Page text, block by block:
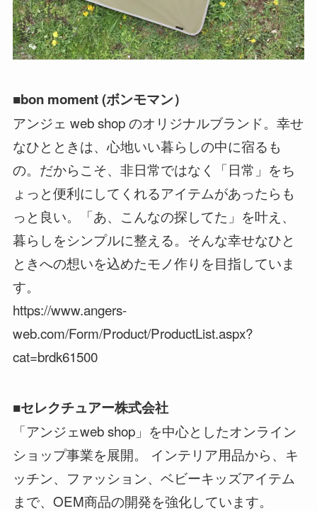
■bon moment (ボンモマン）
アンジェ web shop のオリジナルブランド。幸せ
なひとときは、心地いい暮らしの中に宿るも
の。だからこそ、非日常ではなく「日常」をち
ょっと便利にしてくれるアイテムがあったらも
っと良い。「あ、こんなの探してた」を叶え、
暮らしをシンプルに整える。そんな幸せなひと
ときへの想いを込めたモノ作りを目指していま
す。
https://www.angers-
web.com/Form/Product/ProductList.aspx?
cat=brdk61500
■セレクチュアー株式会社
「アンジェweb shop」を中心としたオンライン
ショップ事業を展開。 インテリア用品から、キ
ッチン、ファッション、ベビーキッズアイテム
まで、OEM商品の開発を強化しています。